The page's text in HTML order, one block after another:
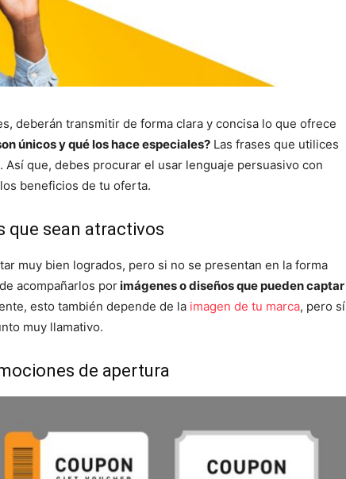
deberán transmitir de forma clara y concisa lo que ofrece
únicos y qué los hace especiales? Las frases que utilices
que, debes procurar el usar lenguaje persuasivo con
beneficios de tu oferta.
que sean atractivos
muy bien logrados, pero si no se presentan en la forma
acompañarlos porimágenes o diseños que pueden captar
esto también depende de la imagen de tu marca, pero sí
muy llamativo.
de apertura